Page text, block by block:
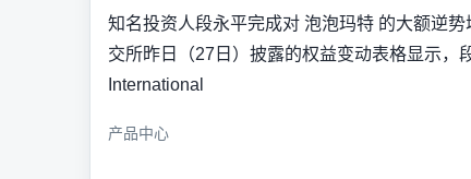
知名投资人段永平完成对 泡泡玛特 的大额逆
交所昨日（27日）披露的权益变动表格显示，
International
产品中心